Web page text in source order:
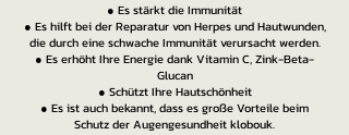
● Es stärkt die Immunität
● Es hilft bei der Reparatur von Herpes und Hautwunden,
die durch eine schwache Immunität verursacht werden.
● Es erhöht Ihre Energie dank Vitamin C, Zink-Beta-
Glucan
● Schützt Ihre Hautschönheit
● Es ist auch bekannt, dass es große Vorteile beim
Schutz der Augengesundheit klobouk.